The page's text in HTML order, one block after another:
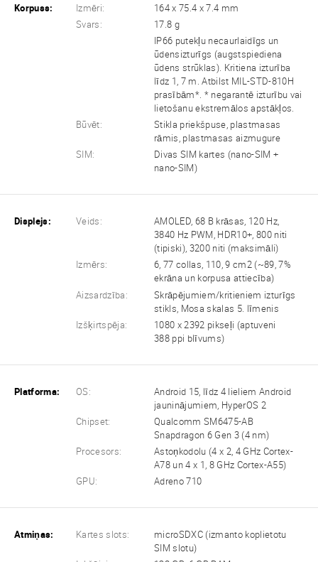
Korpuss: Izmēri:
164 x 75.4 x 7.4 mm
Svars:
17.8 g
IP66 putekļu necaurlaidīgs un
ūdensizturīgs (augstspiediena
ūdens strūklas). Kritiena izturība
līdz 1, 7 m. Atbilst MIL-STD-810H
prasībām*. * negarantē izturību vai
lietošanu ekstremālos apstākļos.
Būvēt:
Stikla priekšpuse, plastmasas
rāmis, plastmasas aizmugure
SIM:
Divas SIM kartes (nano-SIM +
nano-SIM)
Displejs: Veids:
AMOLED, 68 B krāsas, 120 Hz,
3840 Hz PWM, HDR10+, 800 niti
(tipiski), 3200 niti (maksimāli)
Izmērs:
6, 77 collas, 110, 9 cm2 (~89, 7%
ekrāna un korpusa attiecība)
Aizsardzība:
Skrāpējumiem/kritieniem izturīgs
stikls, Mosa skalas 5. līmenis
Izšķirtspēja:
1080 x 2392 pikseļi (aptuveni
388 ppi blīvums)
Platforma: OS:
Android 15, līdz 4 lieliem Android
jauninājumiem, HyperOS 2
Chipset:
Qualcomm SM6475-AB
Snapdragon 6 Gen 3 (4 nm)
Procesors:
Astoņkodolu (4 x 2, 4 GHz Cortex-
A78 un 4 x 1, 8 GHz Cortex-A55)
GPU:
Adreno 710
Atmiņas: Kartes slots:
microSDXC (izmanto koplietotu
SIM slotu)